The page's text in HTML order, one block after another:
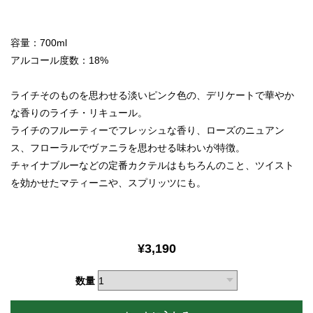
容量：700ml
アルコール度数：18%
ライチそのものを思わせる淡いピンク色の、デリケートで華やか
な香りのライチ・リキュール。
ライチのフルーティーでフレッシュな香り、ローズのニュアン
ス、フローラルでヴァニラを思わせる味わいが特徴。
チャイナブルーなどの定番カクテルはもちろんのこと、ツイスト
を効かせたマティーニや、スプリッツにも。
¥3,190
数量